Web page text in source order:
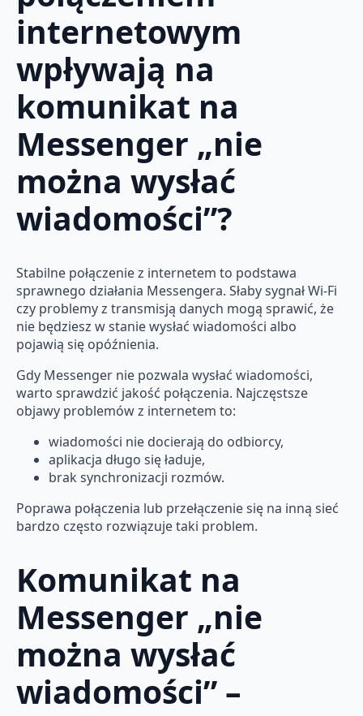
internetowym
wpływają na
komunikat na
Messenger „nie
można wysłać
wiadomości”?
Stabilne połączenie z internetem to podstawa
sprawnego działania Messengera. Słaby sygnał Wi-Fi
czy problemy z transmisją danych mogą sprawić, że
nie będziesz w stanie wysłać wiadomości albo
pojawią się opóźnienia.
Gdy Messenger nie pozwala wysłać wiadomości,
warto sprawdzić jakość połączenia. Najczęstsze
objawy problemów z internetem to:
wiadomości nie docierają do odbiorcy,
aplikacja długo się ładuje,
brak synchronizacji rozmów.
Poprawa połączenia lub przełączenie się na inną sieć
bardzo często rozwiązuje taki problem.
Komunikat na
Messenger „nie
można wysłać
wiadomości” –